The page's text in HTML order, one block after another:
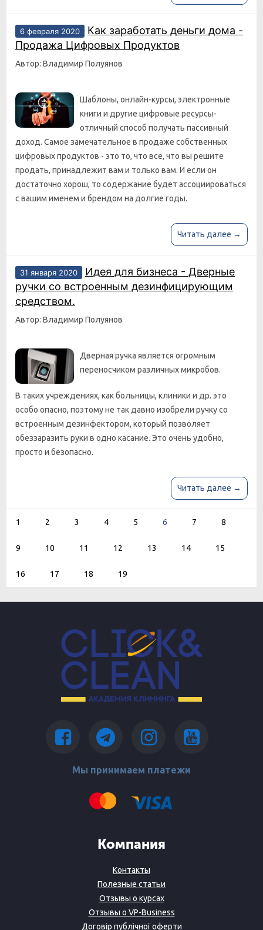
6 февраля 2020
Как заработать деньги дома -
Продажа Цифровых Продуктов
Автор: Владимир Полуянов
Шаблоны, онлайн-курсы, электронные
книги и другие цифровые ресурсы-
отличный способ получать пассивный
доход. Самое замечательное в продаже собственных
цифровых продуктов - это то, что все, что вы решите
продать, принадлежит вам и только вам. И если он
достаточно хорош, то содержание будет ассоциироваться
с вашим именем и брендом на долгие годы.
Читать далее →
31 января 2020
Идея для бизнеса - Дверные
ручки со встроенным дезинфицирующим
средством.
Автор: Владимир Полуянов
Дверная ручка является огромным
переносчиком различных микробов.
В таких учреждениях, как больницы, клиники и др. это
особо опасно, поэтому не так давно изобрели ручку со
встроенным дезинфектором, который позволяет
обеззаразить руки в одно касание. Это очень удобно,
просто и безопасно.
Читать далее →
1 2 3 4 5 6 7 8
9 10 11 12 13 14 15
16 17 18 19
Мы принимаем платежи
Компания
Контакты
Полезные статьи
Отзывы о курсах
Отзывы о VP-Business
Договір публічної оферти